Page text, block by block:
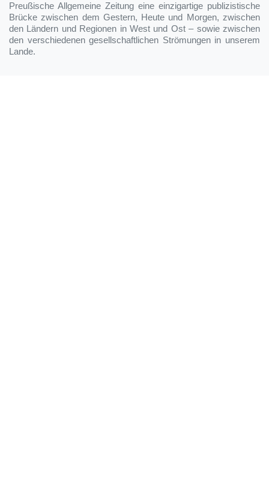
Preußische Allgemeine Zeitung eine einzigartige publizistische
Brücke zwischen dem Gestern, Heute und Morgen, zwischen
den Ländern und Regionen in West und Ost – sowie zwischen
den verschiedenen gesellschaftlichen Strömungen in unserem
Lande.